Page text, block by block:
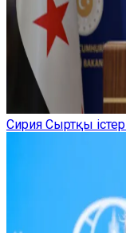
Сирия Сыртқы